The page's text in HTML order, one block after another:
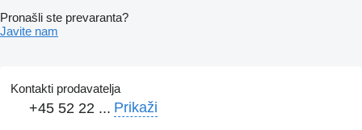
Pronašli ste prevaranta?
Javite nam
Kontakti prodavatelja
+45 52 22 ... Prikaži